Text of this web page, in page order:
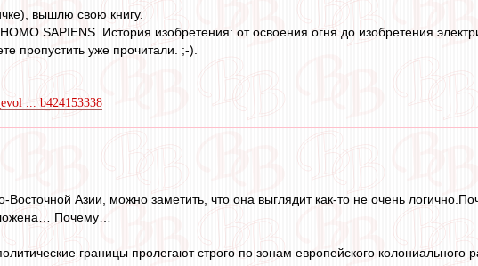
вышлю свою книгу.
SAPIENS. История изобретения: от освоения огня до изобретения
пропустить уже прочитали. ;-).
... b424153338
Восточной Азии, можно заметить, что она выглядит как-то не очень
Почему…
границы пролегают строго по зонам европейского колониального